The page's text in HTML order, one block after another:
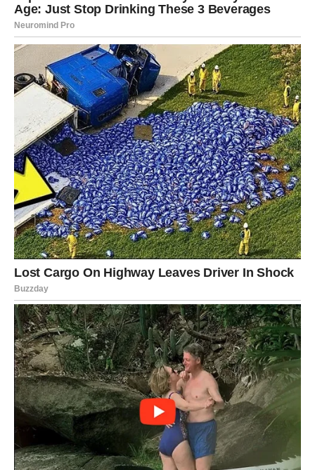
Pred Strijelcima su dani u kojima će lako ulaziti u
rasprave sa ljudima iz svog okruženja. Neće se raditi o
velikim sukobima, ali će postojati određena napetost koja
može dovesti do nesporazuma.
Moguće je da će neko pogrešno protumačiti njihove
namjere ili da će se pojaviti osoba koja će pokušavati da
ih isprovocira.
Zvijezde savjetuju Strijelcima da ne odgovaraju na svaku
provokaciju. Neke bitke jednostavno nisu vrijedne
njihove energije.
Posebno treba obratiti pažnju na komunikaciju sa
partnerom i članovima porodice. Sitnice koje se inače
lako riješe sada bi mogle prerasti u nepotrebne rasprave.
Ipak, dobra vijest je da će svi problemi biti prolaznog
karaktera. Strijelci će vrlo brzo pronaći način da vrate
harmoniju i nastave dalje bez većih posljedica.
Najvažnije je da ostanu smireni i da ne dozvole
emocijama da upravljaju njihovim odlukama.
VAGA